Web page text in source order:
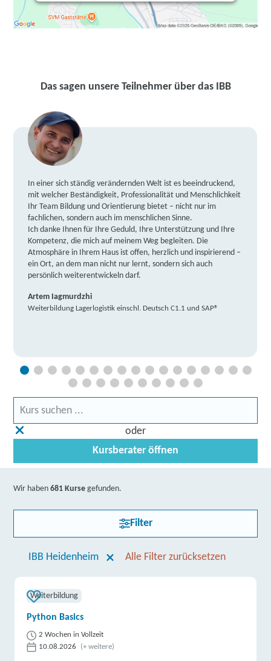
Das sagen unsere Teilnehmer über das IBB
In einer sich ständig verändernden Welt ist es beeindruckend,
mit welcher Beständigkeit, Professionalität und Menschlichkeit
Ihr Team Bildung und Orientierung bietet – nicht nur im
fachlichen, sondern auch im menschlichen Sinne.
Ich danke Ihnen für Ihre Geduld, Ihre Unterstützung und Ihre
Kompetenz, die mich auf meinem Weg begleiten. Die
Atmosphäre in Ihrem Haus ist offen, herzlich und inspirierend –
ein Ort, an dem man nicht nur lernt, sondern sich auch
persönlich weiterentwickeln darf.
Artem Iagmurdzhi
Weiterbildung Lagerlogistik einschl. Deutsch C1.1 und SAP®
oder
Kursberater öffnen
Wir haben681 Kurse gefunden.
Filter
IBB Heidenheim Alle Filter zurücksetzen
Weiterbildung
Python Basics
2 Wochen in Vollzeit
10.08.2026
(+ weitere)